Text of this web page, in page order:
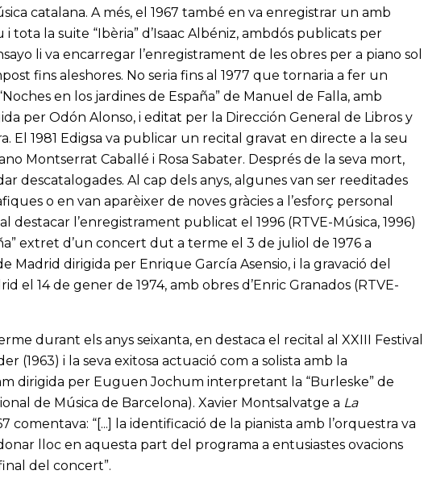
catalana. A més, el 1967 també en va enregistrar un amb
tota la suite “Ibèria” d’Isaac Albéniz, ambdós publicats per
li va encarregar l’enregistrament de les obres per a piano sol
fins aleshores. No seria fins al 1977 que tornaria a fer un
en los jardines de España” de Manuel de Falla, amb
per Odón Alonso, i editat per la Dirección General de Libros y
El 1981 Edigsa va publicar un recital gravat en directe a la seu
Montserrat Caballé i Rosa Sabater. Després de la seva mort,
descatalogades. Al cap dels anys, algunes van ser reeditades
o en van aparèixer de noves gràcies a l’esforç personal
destacar l’enregistrament publicat el 1996 (RTVE-Música, 1996)
extret d’un concert dut a terme el 3 de juliol de 1976 a
Madrid dirigida per Enrique García Asensio, i la gravació del
el 14 de gener de 1974, amb obres d’Enric Granados (RTVE-
durant els anys seixanta, en destaca el recital al XXIII Festival
(1963) i la seva exitosa actuació com a solista amb la
dirigida per Euguen Jochum interpretant la “Burleske” de
de Música de Barcelona). Xavier Montsalvatge a La
comentava: “[...] la identificació de la pianista amb l’orquestra va
lloc en aquesta part del programa a entusiastes ovacions
del concert”.